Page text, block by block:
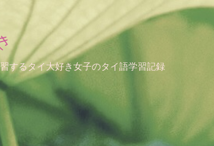
するタイ大好き女子のタイ語学習記録